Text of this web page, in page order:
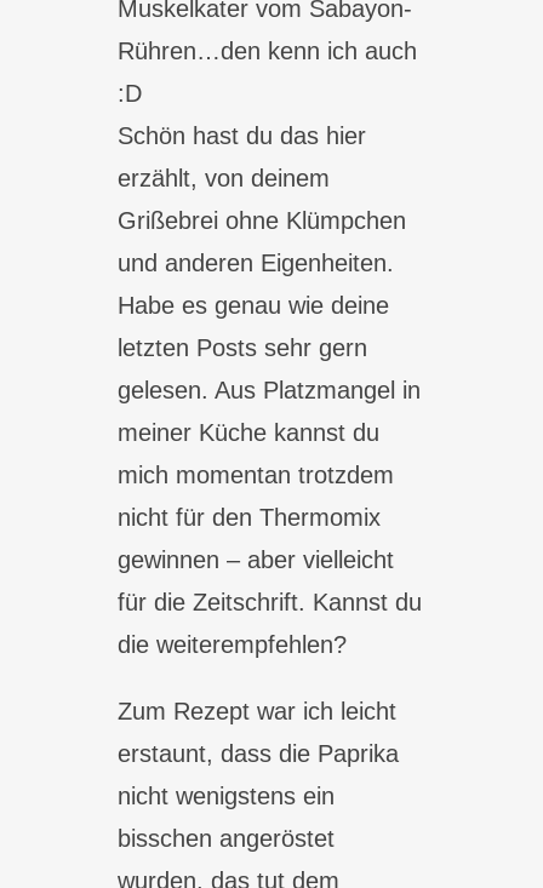
Muskelkater vom Sabayon-
Rühren…den kenn ich auch
:D
Schön hast du das hier
erzählt, von deinem
Grißebrei ohne Klümpchen
und anderen Eigenheiten.
Habe es genau wie deine
letzten Posts sehr gern
gelesen. Aus Platzmangel in
meiner Küche kannst du
mich momentan trotzdem
nicht für den Thermomix
gewinnen – aber vielleicht
für die Zeitschrift. Kannst du
die weiterempfehlen?
Zum Rezept war ich leicht
erstaunt, dass die Paprika
nicht wenigstens ein
bisschen angeröstet
wurden, das tut dem